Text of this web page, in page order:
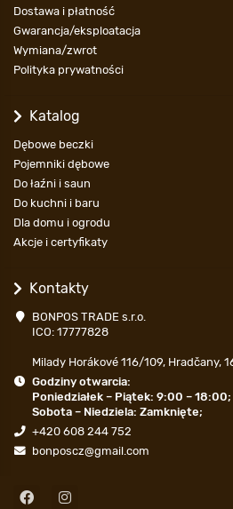
Dostawa i płatność
Gwarancja/eksploatacja
Wymiana/zwrot
Polityka prywatności
Katalog
Dębowe beczki
Pojemniki dębowe
Do łaźni i saun
Do kuchni i baru
Dla domu i ogrodu
Akcje i certyfikaty
Kontakty
BONPOS TRADE s.r.o.
ICO: 17777828
Milady Horákové 116/109, Hradčany,
Godziny otwarcia:
Poniedziałek – Piątek: 9:00 – 18:00;
Sobota – Niedziela: Zamknięte;
+420 608 244 752
bonposcz@gmail.com